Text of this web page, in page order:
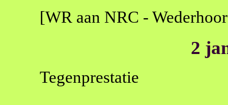
[WR aan NRC -
2
Tegenprestatie